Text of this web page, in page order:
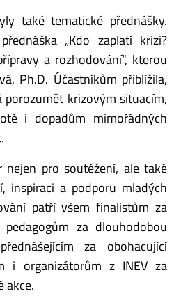
také tematické přednášky.
„Kdo zaplatí krizi?
a rozhodování“, kterou
Ph.D. Účastníkům přiblížila,
porozumět krizovým situacím,
i dopadům mimořádných
nejen pro soutěžení, ale také
inspiraci a podporu mladých
patří všem finalistům za
za dlouhodobou
za obohacující
i organizátorům z INEV za
akce.